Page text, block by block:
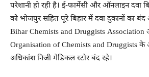
परेशानी हो रही है। ई-फार्मेसी और ऑनलाइन दवा
को भोजपुर सहित पूरे बिहार में दवा दुकानों का
Bihar Chemists and Druggists
Organisation of Chemists and Druggists के
अधिकांश निजी मेडिकल स्टोर बंद रहे।